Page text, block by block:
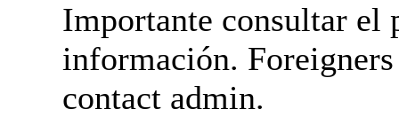
postead aquí cualquier
Importante consultar el
información. Foreigners